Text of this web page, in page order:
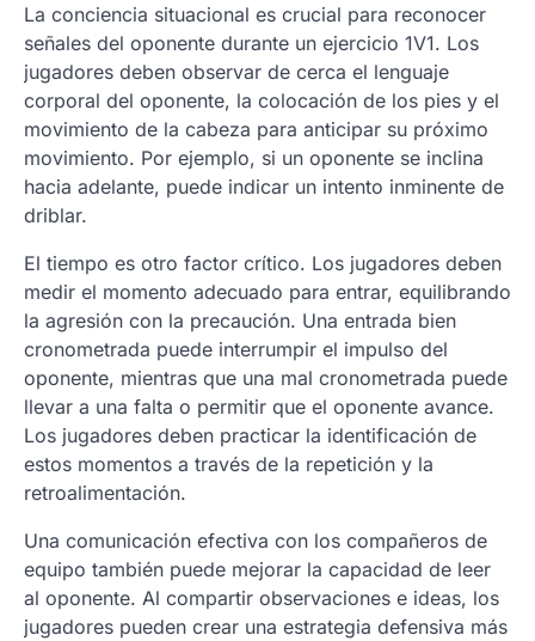
La conciencia situacional es crucial para reconocer
señales del oponente durante un ejercicio 1V1. Los
jugadores deben observar de cerca el lenguaje
corporal del oponente, la colocación de los pies y el
movimiento de la cabeza para anticipar su próximo
movimiento. Por ejemplo, si un oponente se inclina
hacia adelante, puede indicar un intento inminente de
driblar.
El tiempo es otro factor crítico. Los jugadores deben
medir el momento adecuado para entrar, equilibrando
la agresión con la precaución. Una entrada bien
cronometrada puede interrumpir el impulso del
oponente, mientras que una mal cronometrada puede
llevar a una falta o permitir que el oponente avance.
Los jugadores deben practicar la identificación de
estos momentos a través de la repetición y la
retroalimentación.
Una comunicación efectiva con los compañeros de
equipo también puede mejorar la capacidad de leer
al oponente. Al compartir observaciones e ideas, los
jugadores pueden crear una estrategia defensiva más